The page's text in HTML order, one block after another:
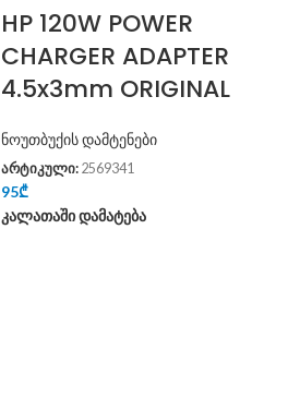
HP 120W POWER
CHARGER ADAPTER
4.5x3mm ORIGINAL
ნოუთბუქის დამტენები
არტიკული: 2569341
95₾
კალათაში დამატება